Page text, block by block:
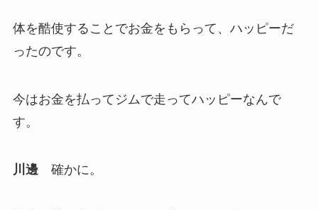
体を酷使することでお金をもらって、ハッピーだ
ったのです。
今はお金を払ってジムで走ってハッピーなんで
す。
川邊確かに。